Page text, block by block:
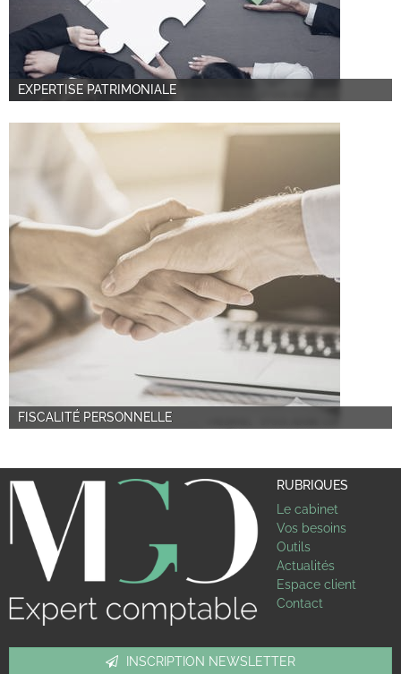
EXPERTISE PATRIMONIALE
FISCALITÉ PERSONNELLE
RUBRIQUES
Le cabinet
Vos besoins
Outils
Actualités
Espace client
Contact
INSCRIPTION NEWSLETTER